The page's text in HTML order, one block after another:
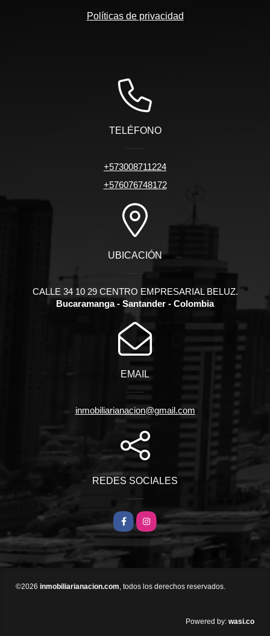
Políticas de privacidad
TELÉFONO
+573008711224
+576076748172
UBICACIÓN
CALLE 34 10 29 CENTRO EMPRESARIAL BELUZ.
Bucaramanga - Santander - Colombia
EMAIL
inmobiliarianacion@gmail.com
REDES SOCIALES
FacebookInstagram
©2026 inmobiliarianacion.com, todos los derechos reservados.
Powered by: wasi.co